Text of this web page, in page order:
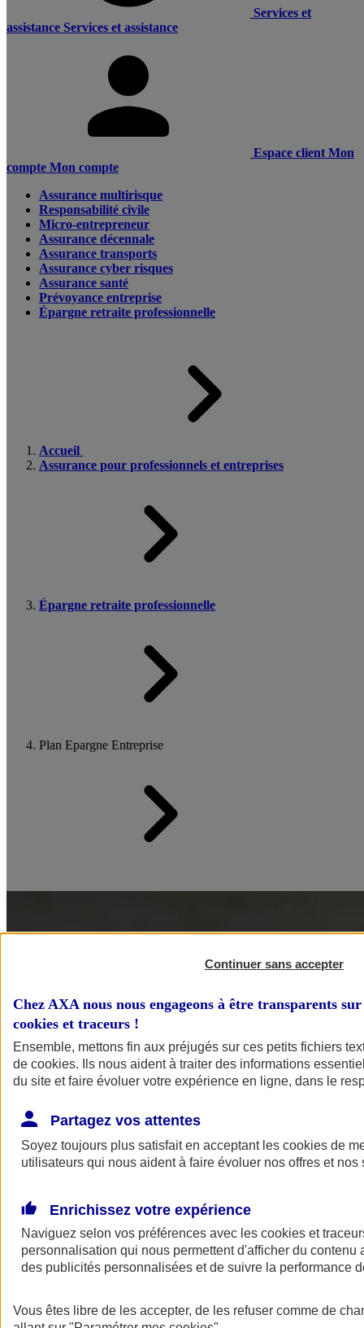
Services et
assistance Services et assistance
Espace client Mon
compte Mon compte
Assurance multirisque
Responsabilité civile
Micro-entrepreneur
Assurance décennale
Assurance transports
Assurance cyber risques
Assurance santé
Prévoyance entreprise
Épargne retraite professionnelle
Accueil
Assurance pour professionnels et entreprises
Épargne retraite professionnelle
Plan Epargne Entreprise
Continuer sans accepter
Chez AXA nous nous engageons à être transparents
cookies et traceurs !
Ensemble, mettons fin aux préjugés sur ces petits fichiers
de cookies. Ils nous aident à traiter des informations
du site et faire évoluer votre expérience en ligne, dans le
Partagez vos attentes
Soyez toujours plus satisfait en acceptant les cookies de
utilisateurs qui nous aident à faire évoluer nos offres et nos
Enrichissez votre expérience
Naviguez selon vos préférences avec les cookies et
personnalisation qui nous permettent d'afficher du contenu
des publicités personnalisées et de suivre la performance
Vous êtes libre de les accepter, de les refuser comme de